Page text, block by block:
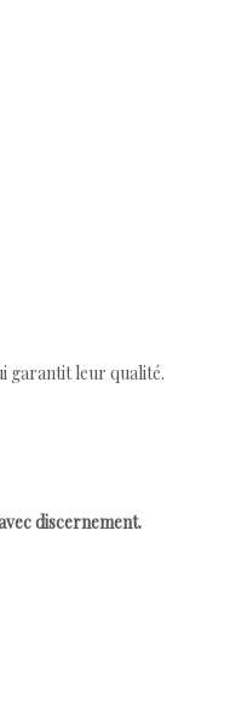
garantit leur qualité.
discernement.